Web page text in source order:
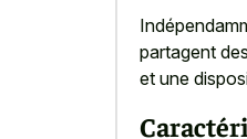
partagent
et une